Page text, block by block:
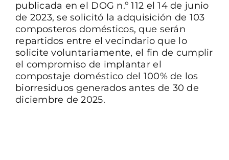
publicada en el DOG n.º 112 el 14 de junio
de 2023, se solicitó la adquisición de 103
composteros domésticos, que serán
repartidos entre el vecindario que lo
solicite voluntariamente, el fin de cumplir
el compromiso de implantar el
compostaje doméstico del 100% de los
biorresiduos generados antes de 30 de
diciembre de 2025.